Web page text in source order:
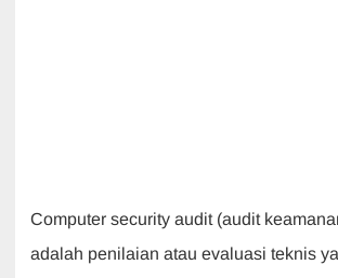
Computer security audit (audit
adalah penilaian atau evaluasi teknis